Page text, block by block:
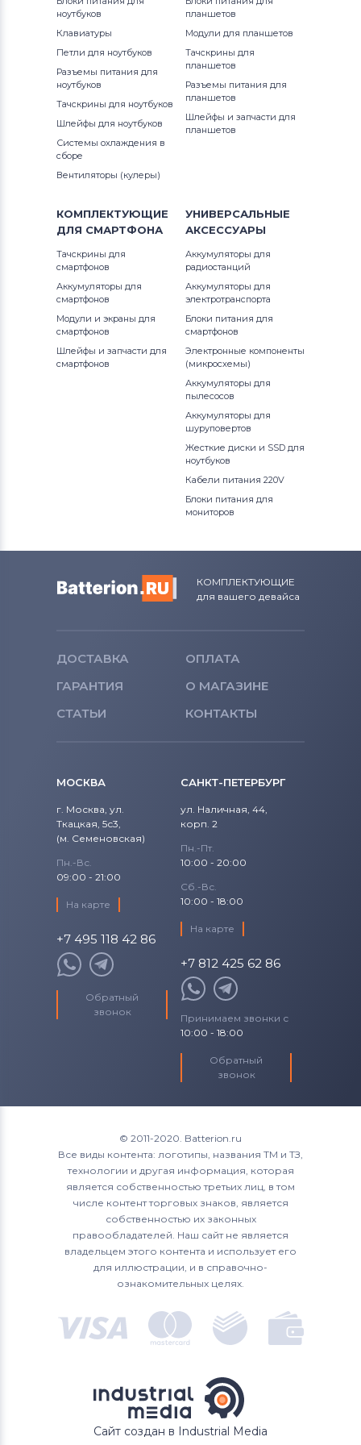
Вентиляторы (кулеры)Gateway
Вентиляторы (кулеры) FCN
Вентиляторы (кулеры)
Вентиляторы (кулеры)MSI
Вентиляторы (кулеры)
Вентиляторы (кулеры)
Вентиляторы (кулеры) Hasee
Вентиляторы (кулеры)Dell
Вентиляторы (кулеры)IBM
Вентиляторы (кулеры)Viewsonic
Все бренды
Вентиляторы (кулеры)Apple
Вентиляторы (кулеры)LG
Вентиляторы (кулеры)Samsung
Вентиляторы (кулеры)
Вентиляторы (кулеры)Fujitsu-
Вентиляторы (кулеры)Haier
Вентиляторы (кулеры) KFTYR
Вентиляторы (кулеры)Toshiba
Вентиляторы (кулеры)Acer
Вентиляторы (кулеры)
Вентиляторы (кулеры)
Вентиляторы (кулеры)Alienware
Вентиляторы (кулеры)Casper
Inspiron 1110
Inspiron 11z
Inspiron 13
Inspiron 14
Inspiron 14R
Inspiron 17
Inspiron Mini
Inspiron XPS
Latitude
Latitude 13
Studio XPS
Vostro 14
XPS
ноутбуков
Клавиатуры
Петли для ноутбуков
Разъемы питания для
ноутбуков
Тачскрины для ноутбуков
Шлейфы для ноутбуков
Системы охлаждения в
сборе
Вентиляторы (кулеры)
планшетов
Модули для планшетов
Тачскрины для
планшетов
Разъемы питания для
планшетов
Шлейфы и запчасти для
планшетов
КОМПЛЕКТУЮЩИЕ
ДЛЯ СМАРТФОНА
Тачскрины для
смартфонов
Аккумуляторы для
смартфонов
Модули и экраны для
смартфонов
Шлейфы и запчасти для
смартфонов
УНИВЕРСАЛЬНЫЕ
АКСЕССУАРЫ
Аккумуляторы для
радиостанций
Аккумуляторы для
электротранспорта
Блоки питания для
смартфонов
Электронные компоненты
(микросхемы)
Аккумуляторы для
пылесосов
Аккумуляторы для
шуруповертов
Жесткие диски и SSD для
ноутбуков
Кабели питания 220V
Блоки питания для
мониторов
КОМПЛЕКТУЮЩИЕ
для вашего девайса
ДОСТАВКА
ОПЛАТА
ГАРАНТИЯ
О МАГАЗИНЕ
СТАТЬИ
КОНТАКТЫ
МОСКВА
г. Москва, ул.
Ткацкая, 5с3,
(м. Семеновская)
Пн.-Вс.
09:00 - 21:00
На карте
+7 495 118 42 86
Обратный
звонок
САНКТ-ПЕТЕРБУРГ
ул. Наличная, 44,
корп. 2
Пн.-Пт.
10:00 - 20:00
Сб.-Вс.
10:00 - 18:00
На карте
+7 812 425 62 86
Принимаем звонки с
10:00 - 18:00
Обратный
звонок
© 2011-2020. Batterion.ru
Все виды контента: логотипы, названия ТМ и ТЗ,
технологии и другая информация, которая
является собственностью третьих лиц, в том
числе контент торговых знаков, является
собственностью их законных
правообладателей. Наш сайт не является
владельцем этого контента и использует его
для иллюстрации, и в справочно-
ознакомительных целях.
Сайт создан в Industrial Media